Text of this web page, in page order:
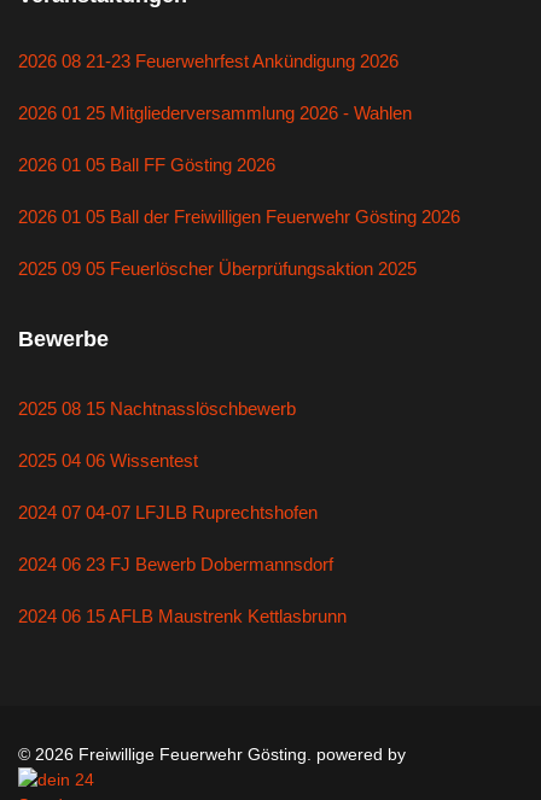
2026 08 21-23 Feuerwehrfest Ankündigung 2026
2026 01 25 Mitgliederversammlung 2026 - Wahlen
2026 01 05 Ball FF Gösting 2026
2026 01 05 Ball der Freiwilligen Feuerwehr Gösting 2026
2025 09 05 Feuerlöscher Überprüfungsaktion 2025
Bewerbe
2025 08 15 Nachtnasslöschbewerb
2025 04 06 Wissentest
2024 07 04-07 LFJLB Ruprechtshofen
2024 06 23 FJ Bewerb Dobermannsdorf
2024 06 15 AFLB Maustrenk Kettlasbrunn
© 2026 Freiwillige Feuerwehr Gösting. powered by